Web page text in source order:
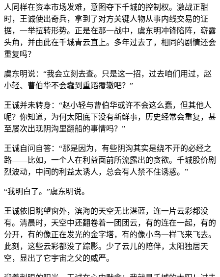
人同样在资本市场发难，意图夺下千城的控制权。激战正酣
时，王诚使出奇兵，拿到了对方关键人物从事内线交易的证
据，一举扭转形势。正是在那一战中，虞东明冲锋陷阵，崭露
头角，并由此在千城青云直上。多年过去了，相同的剧情还会
重复吗？
虞东明说：“我会立刻去查。只是这一招，过去咱们用过，赵
小轻、曹伯华不会蠢到重蹈覆辙吧？”
王诚并未转身：“赵小轻与曹伯华或许不会这么蠢，但其他人
呢？你知道，为何太阳底下没有新鲜事，历史经常会重复，甚
至屡次出现阴沟里翻船的事情吗？”
王诚自问自答：“那是因为，有些阴沟其实是绕不开的必经之
路——比如，一个人在利益面前所流露出的贪欲。千城股价剧
烈波动，中间的利益太诱人，总会有人禁不住诱惑。”
“我明白了。”虞东明说。
王诚依旧眺望窗外，滨海的天空无比湛蓝，连一片云彩都没
有。清晨时，天空中还翻卷着一团团云，有的连在一起，有的
分开，有的像正在发光的金字塔，有的像小鸟一样飞来飞去。
此刻，这些云彩都没了踪影。少了云儿的陪伴，太阳独居天
空，显出了它宇宙之父的威严。